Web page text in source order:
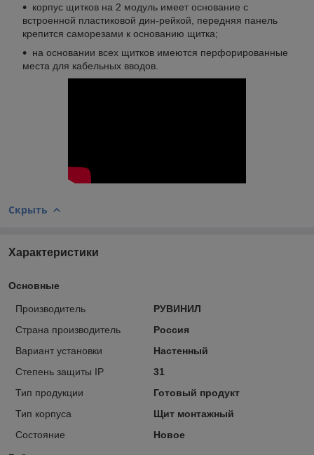
корпус щитков на 2 модуль имеет основание с
встроенной пластиковой дин-рейкой, передняя панель
крепится саморезами к основанию щитка;
на основании всех щитков имеются перфорированные
места для кабельных вводов.
Скрыть
Характеристики
Основные
Производитель
РУВИНИЛ
Страна производитель
Россия
Вариант установки
Настенный
Степень защиты IP
31
Тип продукции
Готовый продукт
Тип корпуса
Щит монтажный
Состояние
Новое